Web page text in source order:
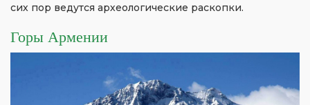
сих пор ведутся археологические раскопки.
Горы Армении